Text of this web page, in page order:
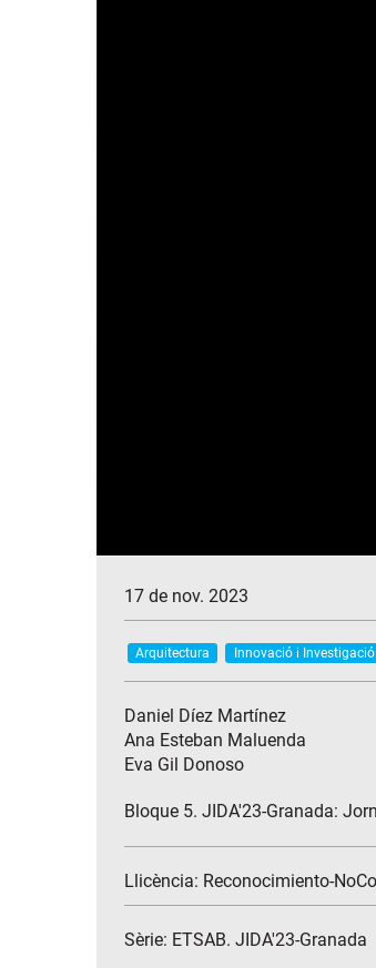
17 de nov. 2023
Arquitectura Innovació i
Daniel Díez Martínez
Ana Esteban Maluenda
Eva Gil Donoso
Bloque 5. JIDA'23-Granada:
Llicència: Reconocimiento-
Sèrie: ETSAB. JIDA'23-Granada